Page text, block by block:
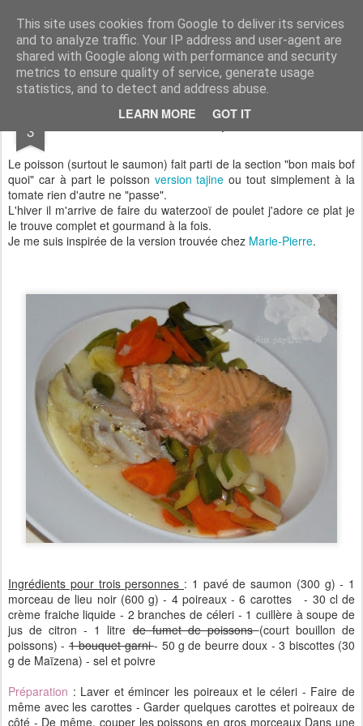
This site uses cookies from Google to deliver its services
and to analyze traffic. Your IP address and user-agent are
shared with Google along with performance and security
metrics to ensure quality of service, generate usage
statistics, and to detect and address abuse.
LEARN MORE GOT IT
Aux papilles by Virginie
3 Waterzooï de poissons
Le poisson (surtout le saumon) fait parti de la section "bon mais bof
quoi" car à part le poisson version tajineou tout simplement à la
tomate rien d'autre ne "passe".
L'hiver il m'arrive de faire du waterzooï de poulet j'adore ce plat je
le trouve complet et gourmand à la fois.
Je me suis inspirée de la version trouvée chez Marie-Pierre.
Ingrédients pour trois personnes : 1 pavé de saumon (300 g) - 1
morceau de lieu noir (600 g) - 4 poireaux - 6 carottes - 30 cl de
crème fraiche liquide - 2 branches de céleri - 1 cuillère à soupe de
jus de citron - 1 litrede fumet de poissons(court bouillon de
poissons) -1 bouquet garni- 50 g de beurre doux - 3 biscottes (30
g de Maïzena) - sel et poivre
Préparation : Laver et émincer les poireaux et le céleri - Faire de
même avec les carottes - Garder quelques carottes et poireaux de
côté - De même, couper les poissons en gros morceaux Dans une